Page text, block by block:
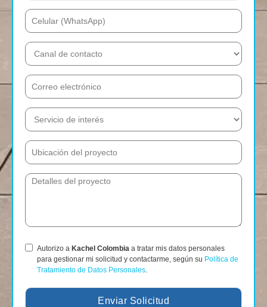
Autorizo a Kachel Colombia a tratar mis datos personales
para gestionar mi solicitud y contactarme, según su Política de
Tratamiento de Datos Personales
Enviar Solicitud